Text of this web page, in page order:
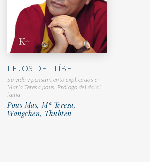
LEJOS DEL TÍBET
Su vida y pensamiento explicados a
María Teresa pous. Prólogo del dalái
lama
Pous Mas, Mª Teresa,
Wangchen, Thubten